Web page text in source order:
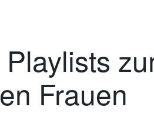
Frauen